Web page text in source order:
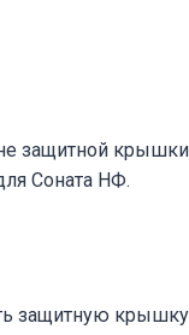
защитной
Соната НФ.
защитную